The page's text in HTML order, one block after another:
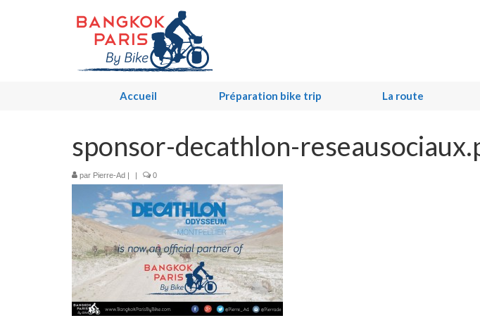
Accueil Préparation bike trip La route
sponsor-decathlon-
par Pierre-Ad | | 0